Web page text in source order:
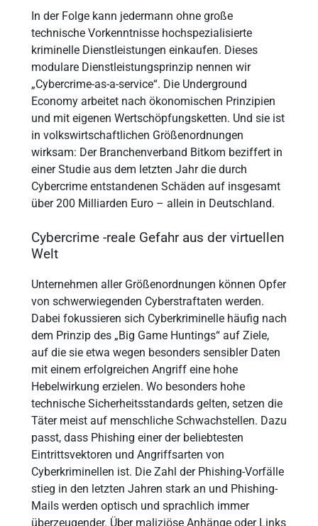
In der Folge kann jedermann ohne große
technische Vorkenntnisse hochspezialisierte
kriminelle Dienstleistungen einkaufen. Dieses
modulare Dienstleistungsprinzip nennen wir
„Cybercrime-as-a-service“. Die Underground
Economy arbeitet nach ökonomischen Prinzipien
und mit eigenen Wertschöpfungsketten. Und sie ist
in volkswirtschaftlichen Größenordnungen
wirksam: Der Branchenverband Bitkom beziffert in
einer Studie aus dem letzten Jahr die durch
Cybercrime entstandenen Schäden auf insgesamt
über 200 Milliarden Euro – allein in Deutschland.
Cybercrime -reale Gefahr aus der virtuellen
Welt
Unternehmen aller Größenordnungen können Opfer
von schwerwiegenden Cyberstraftaten werden.
Dabei fokussieren sich Cyberkriminelle häufig nach
dem Prinzip des „Big Game Huntings“ auf Ziele,
auf die sie etwa wegen besonders sensibler Daten
mit einem erfolgreichen Angriff eine hohe
Hebelwirkung erzielen. Wo besonders hohe
technische Sicherheitsstandards gelten, setzen die
Täter meist auf menschliche Schwachstellen. Dazu
passt, dass Phishing einer der beliebtesten
Eintrittsvektoren und Angriffsarten von
Cyberkriminellen ist. Die Zahl der Phishing-Vorfälle
stieg in den letzten Jahren stark an und Phishing-
Mails werden optisch und sprachlich immer
überzeugender. Über maliziöse Anhänge oder Links